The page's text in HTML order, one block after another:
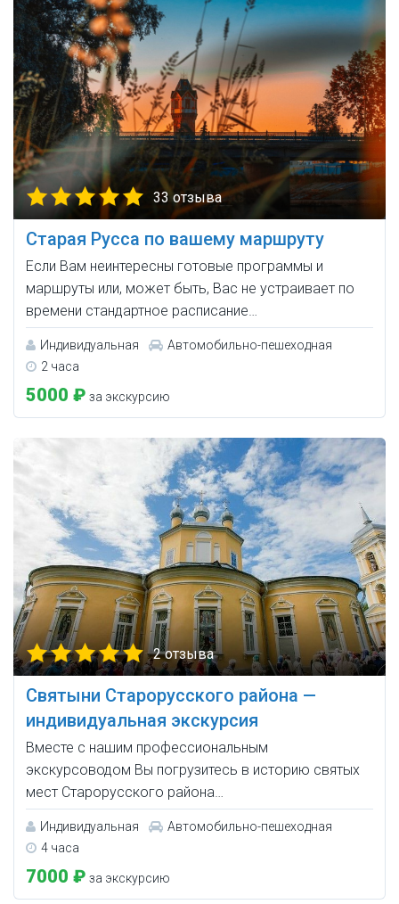
33 отзыва
Старая Русса по вашему маршруту
Если Вам неинтересны готовые программы и
маршруты или, может быть, Вас не устраивает по
времени стандартное расписание…
Индивидуальная
Автомобильно-пешеходная
2 часа
5000 ₽ за экскурсию
2 отзыва
Святыни Старорусского района —
индивидуальная экскурсия
Вместе с нашим профессиональным
экскурсоводом Вы погрузитесь в историю святых
мест Старорусского района…
Индивидуальная
Автомобильно-пешеходная
4 часа
7000 ₽ за экскурсию